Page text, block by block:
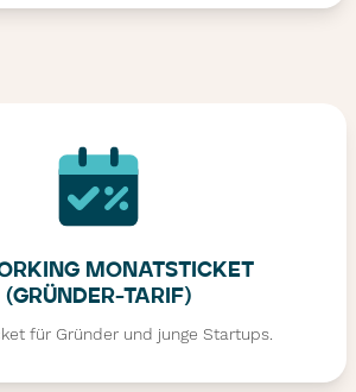
MONATSTICKET
(GRÜNDER-TARIF)
für Gründer und junge Startups.